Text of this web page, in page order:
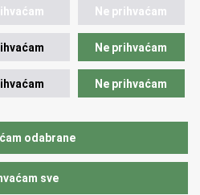
Ne prihvaćam
Ne prihvaćam
Ne prihvaćam
odabrane
sve